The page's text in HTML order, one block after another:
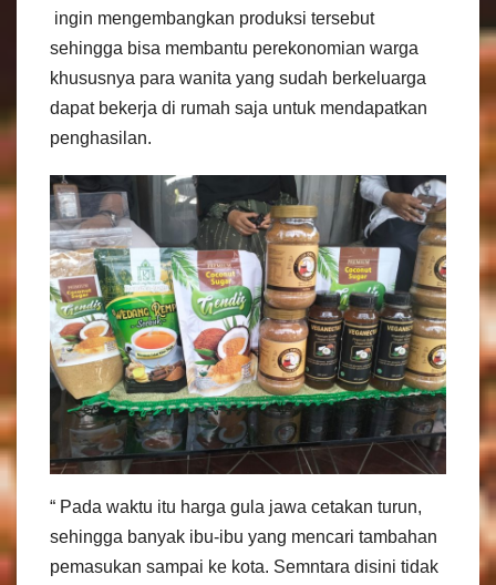
ingin mengembangkan produksi tersebut
sehingga bisa membantu perekonomian warga
khususnya para wanita yang sudah berkeluarga
dapat bekerja di rumah saja untuk mendapatkan
penghasilan.
“ Pada waktu itu harga gula jawa cetakan turun,
sehingga banyak ibu-ibu yang mencari tambahan
pemasukan sampai ke kota. Semntara disini tidak